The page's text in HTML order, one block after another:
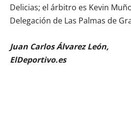
Delicias; el árbitro es Kevin
Delegación de Las Palmas de
Juan Carlos Álvarez León,
ElDeportivo.es